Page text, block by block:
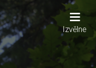
Main
navigation
Izvēlne